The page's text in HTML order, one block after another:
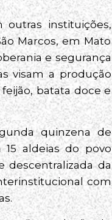
outras instituições,
Marcos, em Mato
e segurança
visam a produção
batata doce e
quinzena de
aldeias do povo
descentralizada da
com